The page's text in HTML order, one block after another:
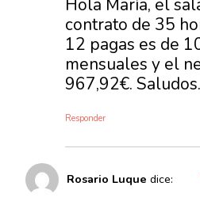
Hola María, el
contrato de 35
12 pagas es de
mensuales y el
967,92€. Saludos.
Responder
Rosario Luque dice: